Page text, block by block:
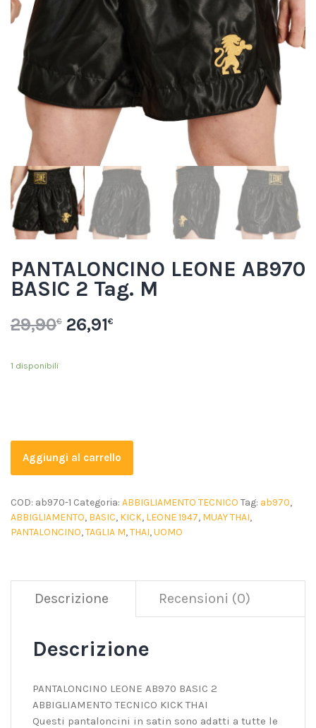
PANTALONCINO LEONE AB970
BASIC 2 Tag. M
29,90€ 26,91€
1 disponibili
Aggiungi al carrello
COD: ab970-1 Categoria: ABBIGLIAMENTO TECNICO Tag: ab970,
ABBIGLIAMENTO, BASIC, KICK, LEONE 1947, MUAY THAI,
PANTALONCINO,TAGLIA M,THAI,UOMO
Descrizione Recensioni (0)
Descrizione
PANTALONCINO LEONE AB970 BASIC 2
ABBIGLIAMENTO TECNICO KICK THAI
Questi pantaloncini in satin sono adatti a tutte le